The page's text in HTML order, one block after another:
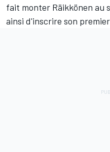
fait monter Räikkönen au
ainsi d'inscrire son